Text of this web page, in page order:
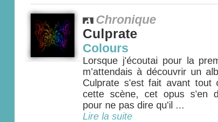
Chronique
Culprate
Colours
Lorsque j'écoutai pour la
m'attendais à découvrir un
Culprate s'est fait avant tout
cette scène, cet opus s'en
pour ne pas dire qu'il ...
Lire la suite